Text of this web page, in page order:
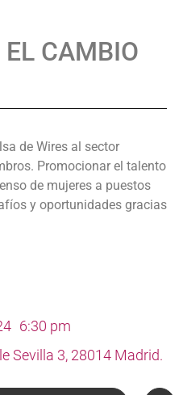
CAMBIO
de Wires al sector
Promocionar el talento
de mujeres a puestos
y oportunidades gracias
6:30 pm
Sevilla 3, 28014 Madrid.